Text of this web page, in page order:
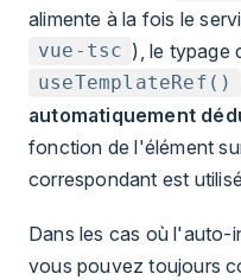
alimente à la fois le
vue-tsc ), le typage
useTemplateRef()
automatiquement
fonction de l'élément
correspondant est
Dans les cas où l'auto-
vous pouvez toujours